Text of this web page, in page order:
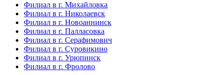
Филиал в г. Михайловка
Филиал в г. Николаевск
Филиал в г. Новоаннинск
Филиал в г. Палласовка
Филиал в г. Серафимович
Филиал в г. Суровикино
Филиал в г. Урюпинск
Филиал в г. Фролово